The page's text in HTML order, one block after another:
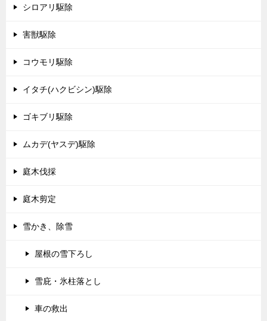
シロアリ駆除
害獣駆除
コウモリ駆除
イタチ(ハクビシン)駆除
ゴキブリ駆除
ムカデ(ヤスデ)駆除
庭木伐採
庭木剪定
雪かき、除雪
屋根の雪下ろし
雪庇・氷柱落とし
車の救出